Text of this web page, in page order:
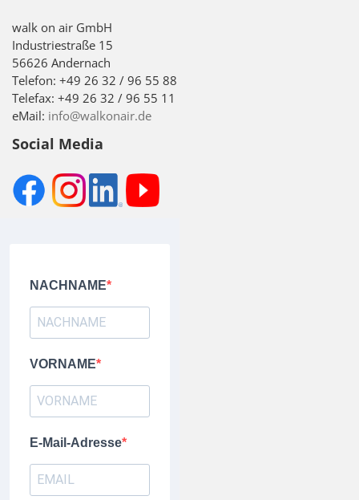
walk on air GmbH
Industriestraße 15
56626 Andernach
Telefon: +49 26 32 / 96 55 88
Telefax: +49 26 32 / 96 55 11
eMail: info@walkonair.de
Social Media
NACHNAME
VORNAME
E-Mail-Adresse